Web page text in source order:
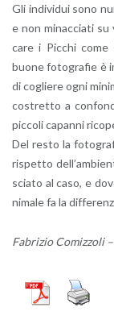
Gli in­di­vi­dui sono
e non mi­nac­cia­ti
ca­re i Pic­chi come
buone fo­to­gra­fie è
di co­glie­re ogni
co­stret­to a
pic­co­li ca­pan­ni
Del resto la
ri­spet­to
scia­to al caso, e
ni­ma­le fa la
Fa­bri­zio Co­miz­zo­li